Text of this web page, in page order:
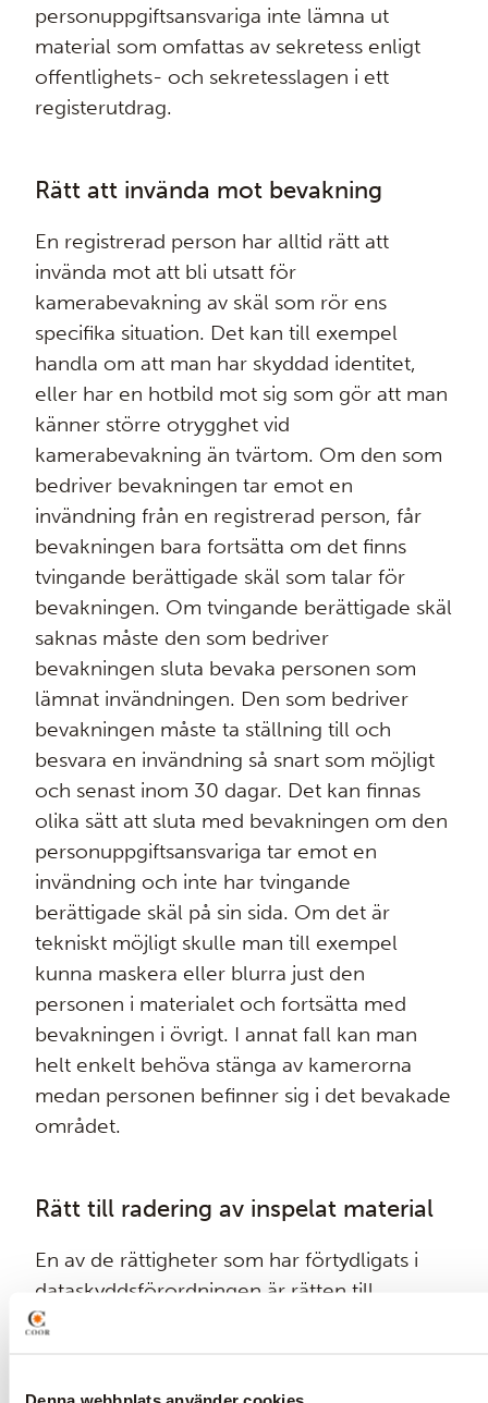
Denna webbplats använder cookies
personuppgiftsansvariga inte lämna ut
material som omfattas av sekretess enligt
offentlighets- och sekretesslagen i ett
registerutdrag.
Rätt att invända mot bevakning
En registrerad person har alltid rätt att
invända mot att bli utsatt för
kamerabevakning av skäl som rör ens
specifika situation. Det kan till exempel
handla om att man har skyddad identitet,
eller har en hotbild mot sig som gör att man
känner större otrygghet vid
kamerabevakning än tvärtom. Om den som
bedriver bevakningen tar emot en
invändning från en registrerad person, får
bevakningen bara fortsätta om det finns
tvingande berättigade skäl som talar för
bevakningen. Om tvingande berättigade skäl
saknas måste den som bedriver
bevakningen sluta bevaka personen som
lämnat invändningen. Den som bedriver
bevakningen måste ta ställning till och
besvara en invändning så snart som möjligt
och senast inom 30 dagar. Det kan finnas
olika sätt att sluta med bevakningen om den
personuppgiftsansvariga tar emot en
invändning och inte har tvingande
berättigade skäl på sin sida. Om det är
tekniskt möjligt skulle man till exempel
kunna maskera eller blurra just den
personen i materialet och fortsätta med
bevakningen i övrigt. I annat fall kan man
helt enkelt behöva stänga av kamerorna
medan personen befinner sig i det bevakade
området.
Rätt till radering av inspelat material
En av de rättigheter som har förtydligats i
dataskyddsförordningen är rätten till
radering. Den är inte ovillkorlig utan gäller i